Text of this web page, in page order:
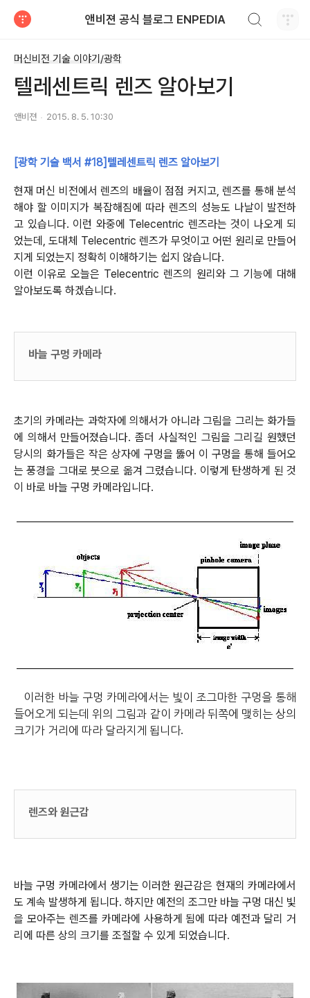
앤비젼 공식 블로그 ENPEDIA
머신비전 기술 이야기/광학
텔레센트릭 렌즈 알아보기
앤비젼 2015. 8. 5. 10:30
[광학 기술 백서 #18]텔레센트릭 렌즈 알아보기
현재 머신 비전에서 렌즈의 배율이 점점 커지고, 렌즈를 통해 분석
해야 할 이미지가 복잡해짐에 따라 렌즈의 성능도 나날이 발전하
고 있습니다. 이런 와중에 Telecentric 렌즈라는 것이 나오게 되
었는데, 도대체 Telecentric 렌즈가 무엇이고 어떤 원리로 만들어
지게 되었는지 정확히 이해하기는 쉽지 않습니다.
이런 이유로 오늘은 Telecentric 렌즈의 원리와 그 기능에 대해
알아보도록 하겠습니다.
바늘 구멍 카메라
초기의 카메라는 과학자에 의해서가 아니라 그림을 그리는 화가들
에 의해서 만들어졌습니다. 좀더 사실적인 그림을 그리길 원했던
당시의 화가들은 작은 상자에 구멍을 뚫어 이 구멍을 통해 들어오
는 풍경을 그대로 붓으로 옮겨 그렸습니다. 이렇게 탄생하게 된 것
이 바로 바늘 구멍 카메라입니다.
이러한 바늘 구멍 카메라에서는 빛이 조그마한 구멍을 통해
들어오게 되는데 위의 그림과 같이 카메라 뒤쪽에 맺히는 상의
크기가 거리에 따라 달라지게 됩니다.
렌즈와 원근감
바늘 구멍 카메라에서 생기는 이러한 원근감은 현재의 카메라에서
도 계속 발생하게 됩니다. 하지만 예전의 조그만 바늘 구멍 대신 빛
을 모아주는 렌즈를 카메라에 사용하게 됨에 따라 예전과 달리 거
리에 따른 상의 크기를 조절할 수 있게 되었습니다.